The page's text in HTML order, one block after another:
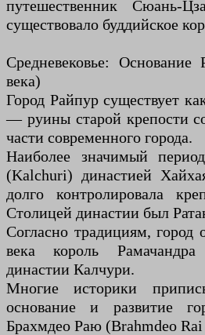
путешественник Сюань-
существовало буддийское
Средневековье:
века)
Город Райпур существует
— руины старой крепости
части современного города.
Наиболее значимый
(Kalchuri) династией
долго контролировала
Столицей династии был
Согласно традициям, город
века король
династии Калчури.
Многие историки
основание и развитие
Брахмдео Раю (Brahmdeo